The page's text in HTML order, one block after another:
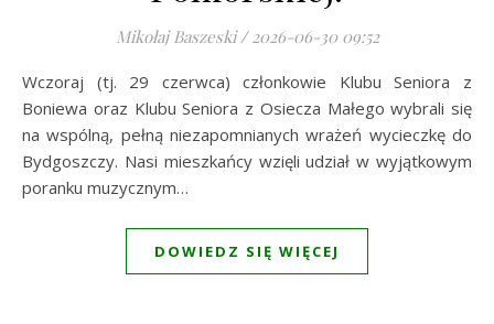
Mikołaj Baszeski / 2026-06-30 09:52
Wczoraj (tj. 29 czerwca) członkowie Klubu Seniora z
Boniewa oraz Klubu Seniora z Osiecza Małego wybrali się
na wspólną, pełną niezapomnianych wrażeń wycieczkę do
Bydgoszczy. Nasi mieszkańcy wzięli udział w wyjątkowym
poranku muzycznym…
DOWIEDZ SIĘ WIĘCEJ